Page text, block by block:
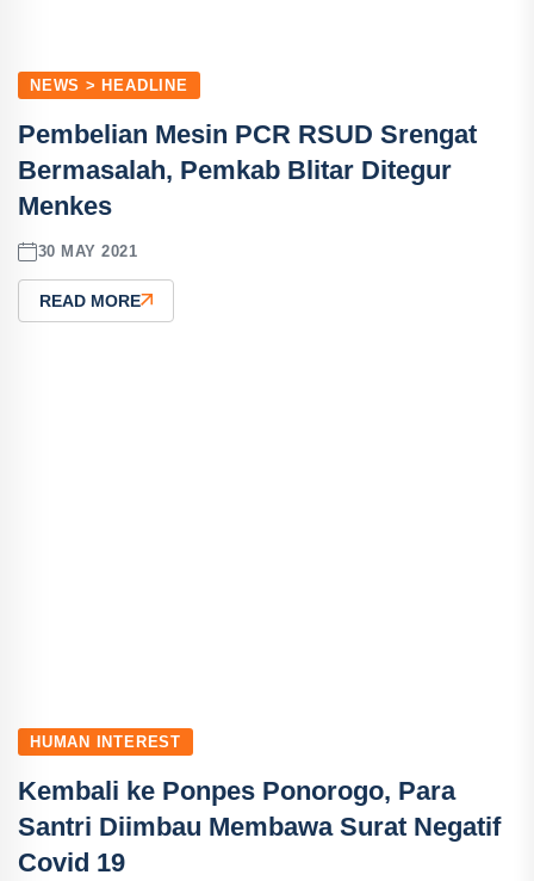
NEWS > HEADLINE
Pembelian Mesin PCR RSUD Srengat
Bermasalah, Pemkab Blitar Ditegur
Menkes
30 MAY 2021
READ MORE
HUMAN INTEREST
Kembali ke Ponpes Ponorogo, Para
Santri Diimbau Membawa Surat Negatif
Covid 19